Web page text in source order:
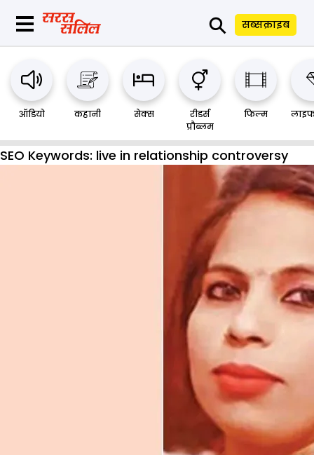
⚲ सब्सक्राइब
ऑडियो कहानी सेक्स
रीडर्स
प्रौब्लम
फिल्म
SEO Keywords: live in relationship controversy